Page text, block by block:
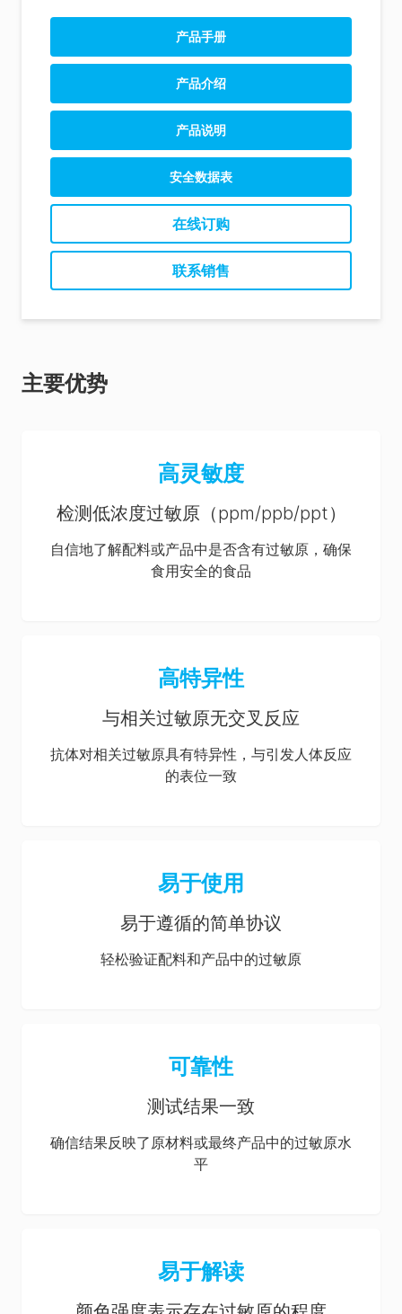
产品手册
Allergen Product Range (CN)
产品介绍
AlerTox ELISA Product Sheet (ES)
产品说明
AlerTox ELISA Casein Instructions (ES)
安全数据表
在线订购
联系销售
主要优势
高灵敏度
检测低浓度过敏原（ppm/ppb/ppt）
自信地了解配料或产品中是否含有过敏原，确保
食用安全的食品
高特异性
与相关过敏原无交叉反应
抗体对相关过敏原具有特异性，与引发人体反应
的表位一致
易于使用
易于遵循的简单协议
轻松验证配料和产品中的过敏原
可靠性
测试结果一致
确信结果反映了原材料或最终产品中的过敏原水
平
易于解读